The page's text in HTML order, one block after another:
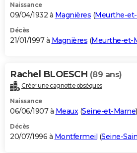
Naissance
09/04/1932 à Magnières (Meurthe-
Décès
21/01/1997 à Magnières (Meurthe-et-
Rachel BLOESCH (89 ans)
Créer une cagnotte obsèques
Naissance
06/06/1907 à Meaux (Seine-et-Marne)
Décès
20/07/1996 à Montfermeil (Seine-